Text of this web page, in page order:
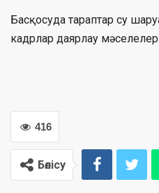
Басқосуда тараптар су
кадрлар даярлау
416
Бөлісу